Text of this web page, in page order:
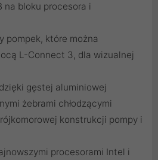
na bloku procesora i
pompek, które można
L-Connect 3, dla wizualnej
gęstej aluminiowej
żebrami chłodzącymi
konstrukcji pompy i
procesorami Intel i